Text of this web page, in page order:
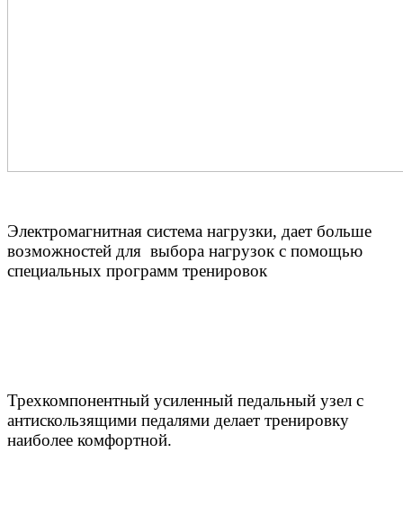
Электромагнитная система нагрузки, дает больше
возможностей для выбора нагрузок с помощью
специальных программ тренировок
Трехкомпонентный усиленный педальный узел с
антискользящими педалями делает тренировку
наиболее комфортной.